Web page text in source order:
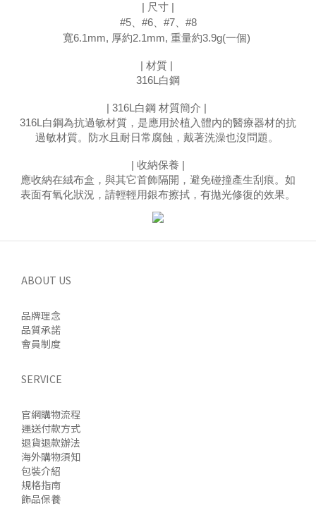
| 尺寸 |
#5、#6、#7、#8
寬6.1mm, 厚約2.1mm, 重量約3.9g(一個)
| 材質 |
316L白鋼
| 316L白鋼 材質簡介 |
316L白鋼為抗過敏材質，是應用於植入體內的醫療器材的抗
過敏材質。防水且耐日常腐蝕，戴著洗澡也沒問題 。
| 收納保養 |
應收納在絨布盒，與其它首飾隔開，避免碰撞產生刮痕。如
表面有氧化狀況，請輕輕用銀布擦拭，有拋光修復的效果。
ABOUT US
品牌理念
品質承諾
會員制度
SERVICE
官網購物流程
運送付款方式
退貨退款辦法
海外購物須知
包裝介紹
規格指南
飾品保養